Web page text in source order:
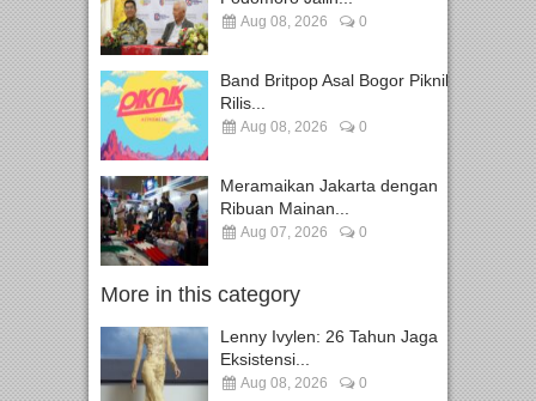
Aug 08, 2026 0
Band Britpop Asal Bogor Piknik
Rilis...
Aug 08, 2026 0
Meramaikan Jakarta dengan
Ribuan Mainan...
Aug 07, 2026 0
More in this category
Lenny Ivylen: 26 Tahun Jaga
Eksistensi...
Aug 08, 2026 0